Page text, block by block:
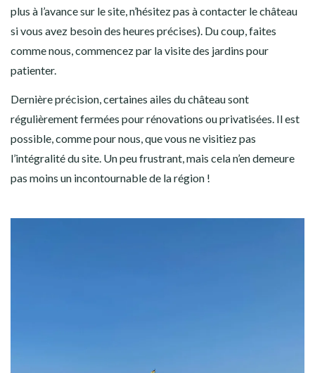
plus à l’avance sur le site, n’hésitez pas à contacter le château
si vous avez besoin des heures précises). Du coup, faites
comme nous, commencez par la visite des jardins pour
patienter.
Dernière précision, certaines ailes du château sont
régulièrement fermées pour rénovations ou privatisées. Il est
possible, comme pour nous, que vous ne visitiez pas
l’intégralité du site. Un peu frustrant, mais cela n’en demeure
pas moins un incontournable de la région !